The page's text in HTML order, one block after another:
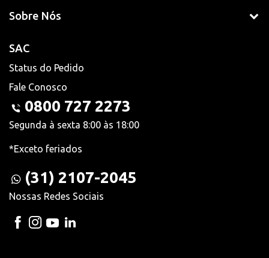
Sobre Nós
SAC
Status do Pedido
Fale Conosco
0800 727 2273
Segunda à sexta 8:00 às 18:00
*Exceto feriados
(31) 2107-2045
Nossas Redes Sociais